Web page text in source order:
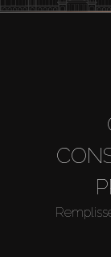
About Us